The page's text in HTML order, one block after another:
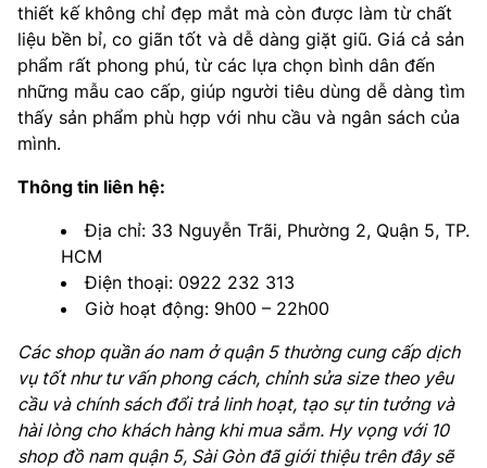
thiết kế không chỉ đẹp mắt mà còn được làm từ chất
liệu bền bỉ, co giãn tốt và dễ dàng giặt giũ. Giá cả sản
phẩm rất phong phú, từ các lựa chọn bình dân đến
những mẫu cao cấp, giúp người tiêu dùng dễ dàng tìm
thấy sản phẩm phù hợp với nhu cầu và ngân sách của
mình.
Thông tin liên hệ:
Địa chỉ: 33 Nguyễn Trãi, Phường 2, Quận 5, TP.
HCM
Điện thoại: 0922 232 313
Giờ hoạt động: 9h00 – 22h00
Các shop quần áo nam ở quận 5 thường cung cấp dịch
vụ tốt như tư vấn phong cách, chỉnh sửa size theo yêu
cầu và chính sách đổi trả linh hoạt, tạo sự tin tưởng và
hài lòng cho khách hàng khi mua sắm. Hy vọng với 10
shop đồ nam quận 5, Sài Gòn đã giới thiệu trên đây sẽ